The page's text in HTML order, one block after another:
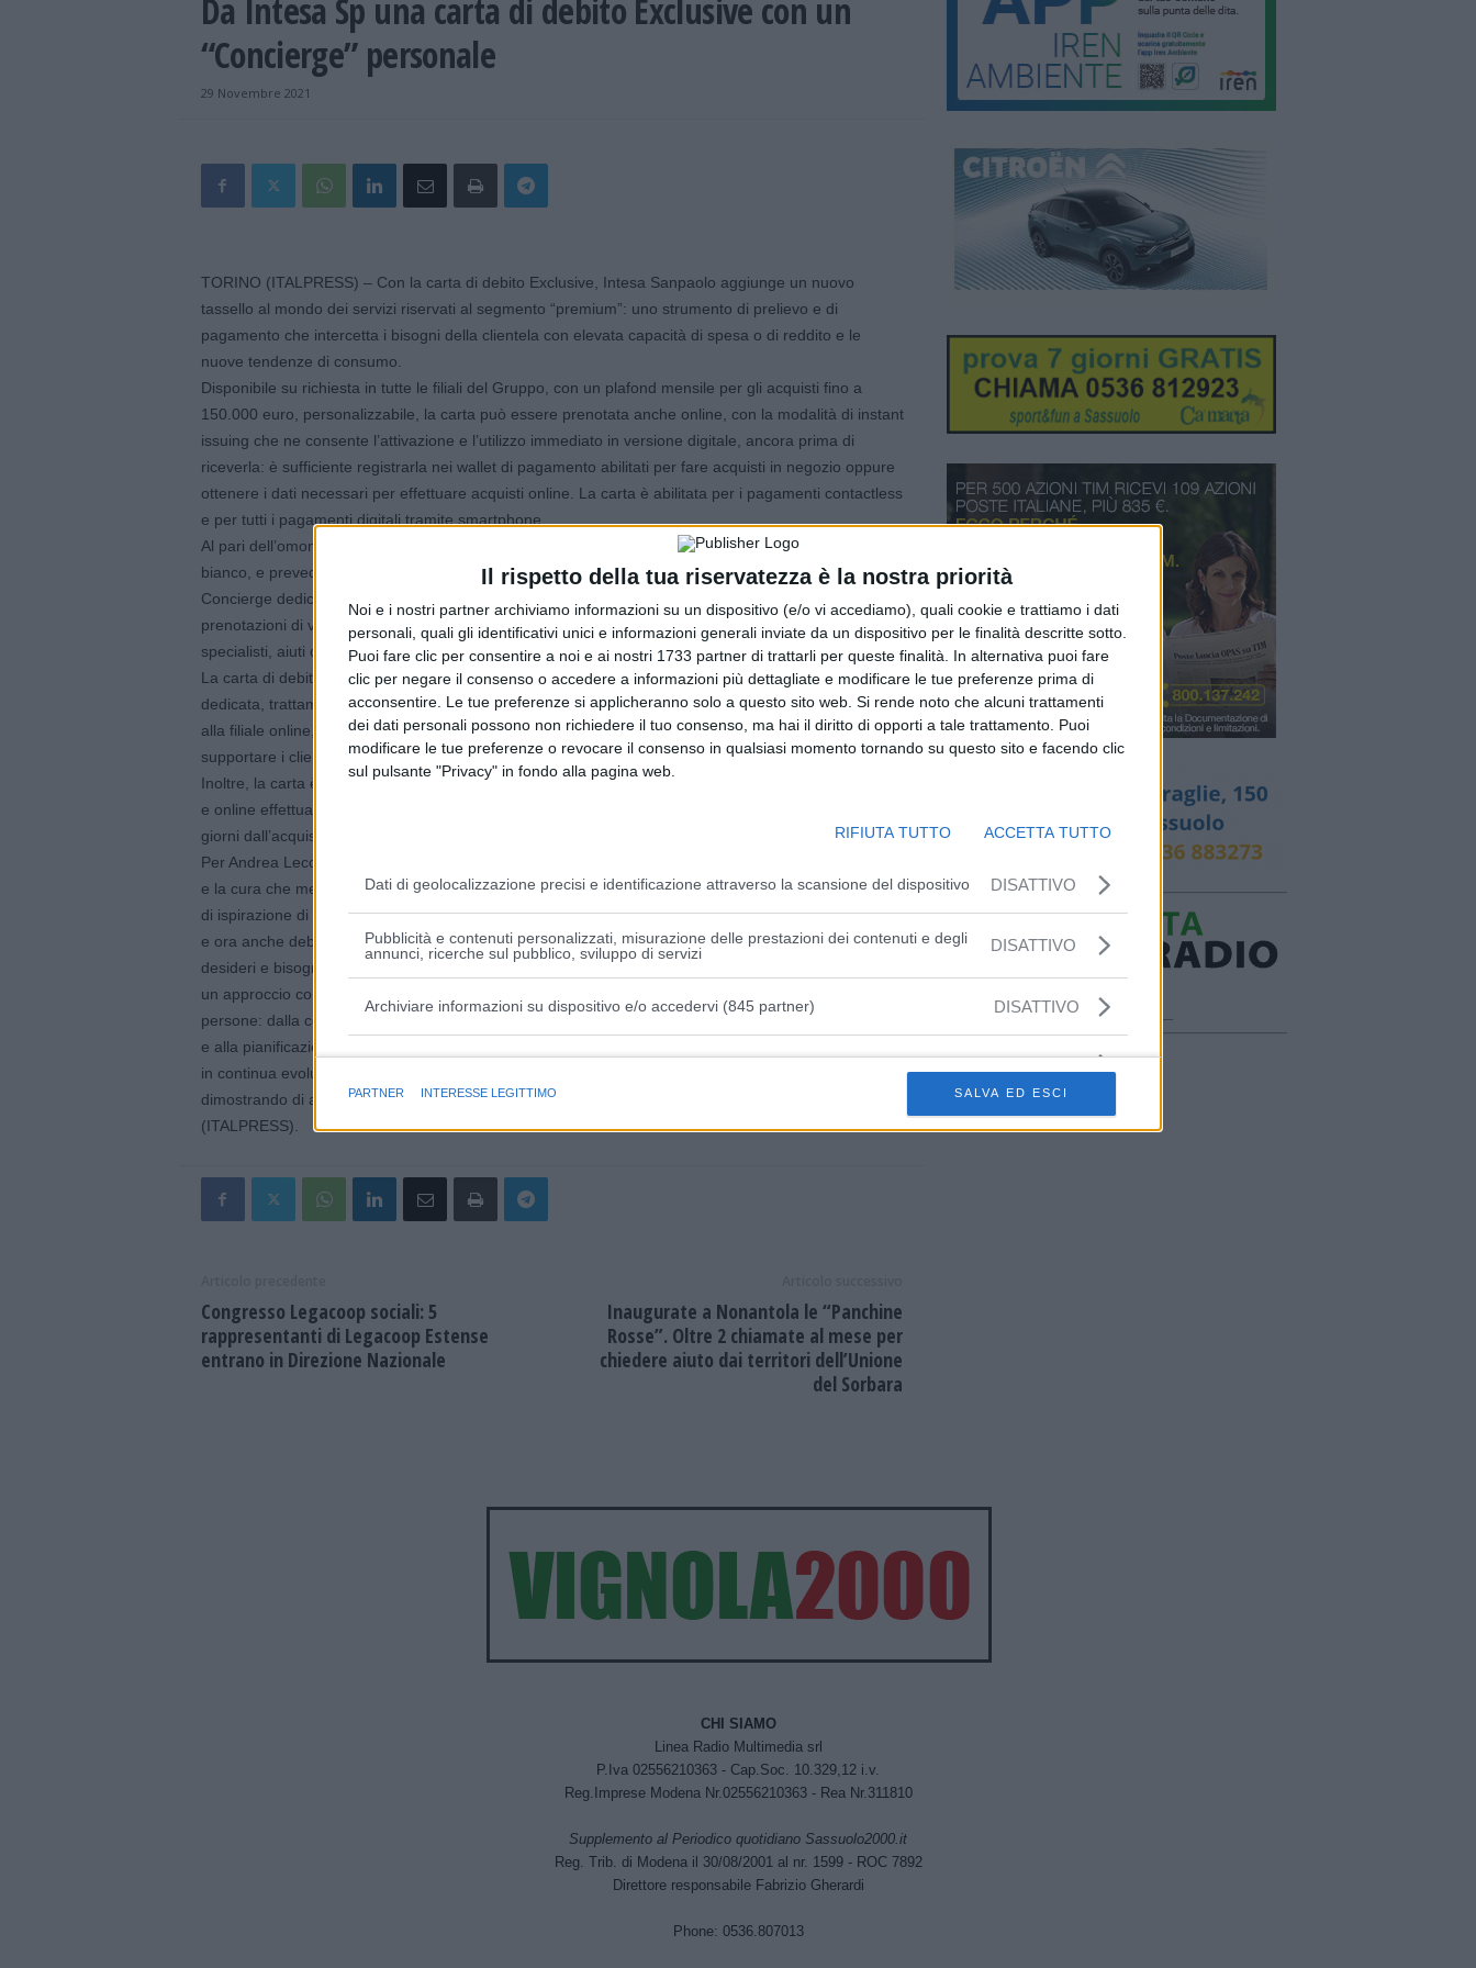
Il rispetto della tua riservatezza è la nostra priorità
Noi e i nostri partner archiviamo informazioni su un dispositivo (e/o vi accediamo), quali cookie e trattiamo i dati
personali, quali gli identificativi unici e informazioni generali inviate da un dispositivo per le finalità descritte sotto.
Puoi fare clic per consentire a noi e ai nostri 1733 partner di trattarli per queste finalità. In alternativa puoi fare
clic per negare il consenso o accedere a informazioni più dettagliate e modificare le tue preferenze prima di
acconsentire. Le tue preferenze si applicheranno solo a questo sito web. Si rende noto che alcuni trattamenti
dei dati personali possono non richiedere il tuo consenso, ma hai il diritto di opporti a tale trattamento. Puoi
modificare le tue preferenze o revocare il consenso in qualsiasi momento tornando su questo sito e facendo clic
sul pulsante "Privacy" in fondo alla pagina web.
RIFIUTA TUTTO ACCETTA TUTTO
Dati di geolocalizzazione precisi e identificazione attraverso la scansione del dispositivo DISATTIVO
Pubblicità e contenuti personalizzati, misurazione delle prestazioni dei contenuti e degli
annunci, ricerche sul pubblico, sviluppo di servizi
DISATTIVO
Archiviare informazioni su dispositivo e/o accedervi (845 partner) DISATTIVO
Finalità e caratteristiche speciali
PARTNER INTERESSE LEGITTIMO SALVA ED ESCI
Da Intesa Sp una carta di debito Exclusive con un
“Concierge” personale
29 Novembre 2021
TORINO (ITALPRESS) – Con la carta di debito Exclusive, Intesa Sanpaolo aggiunge un nuovo
tassello al mondo dei servizi riservati al segmento “premium”: uno strumento di prelievo e di
pagamento che intercetta i bisogni della clientela con elevata capacità di spesa o di reddito e le
nuove tendenze di consumo.
Disponibile su richiesta in tutte le filiali del Gruppo, con un plafond mensile per gli acquisti fino a
150.000 euro, personalizzabile, la carta può essere prenotata anche online, con la modalità di instant
issuing che ne consente l’attivazione e l’utilizzo immediato in versione digitale, ancora prima di
riceverla: è sufficiente registrarla nei wallet di pagamento abilitati per fare acquisti in negozio oppure
ottenere i dati necessari per effettuare acquisti online. La carta è abilitata per i pagamenti contactless
e per tutti i pagamenti digitali tramite smartphone.
Al pari dell’omonima carta di credito lanciata a maggio, la carta di debito Exclusive è in metallo
bianco, e prevede anche un assistente personale: a renderla unica è proprio la disponibilità di un
Concierge dedicato, cui è possibile rivolgersi ad esempio per l’accesso a biglietti “introvabili”, per la
prenotazioni di viaggi di lavoro e vacanze, per l’organizzazione di eventi o la ricerca di medici
specialisti, aiuti domestici, acquisto ed affitto case, noleggio auto, yacht, aerei.
La carta di debito Exclusive offre inoltre l’accesso preferenziale in filiale Hub, con accoglienza
dedicata, trattamento riservato e preferenziale con personale riconoscibile; e un accesso dedicato
alla filiale online, a disposizione tramite il Numero Unico Exclusive per ogni attività bancaria e per
supportare i clienti nell’utilizzo dei canali digitali.
Inoltre, la carta è assistita da una polizza assicurativa che prevede copertura per tutti gli acquisti fisici
e online effettuati dal titolare in caso di non conformità/danno di beni acquistati online, furto entro 30
giorni dall’acquisto del bene, scippo/aggressione presso gli sportelli automatici.
Per Andrea Lecce, Direttore Sales & Marketing Privati e Aziende Retail Intesa Sanpaolo, “L’impegno
e la cura che mettiamo ogni giorno nel nostro lavoro e nella relazione con i nostri clienti sono la fonte
di ispirazione di Exclusive: non solo una carta con la più ampia libertà di spesa, nella versione credito
e ora anche debito, ma un sistema di servizi unici e distintivi per assecondarne in tempo reale
desideri e bisogni, calibrati su uno stile di vita in cui il tempo è un privilegio irrinunciabile. Exclusive è
un approccio completo, con cui puntiamo a migliorare il benessere e la qualità della vita delle
persone: dalla consulenza patrimoniale personalizzata, all’individuazione delle esigenze di protezione
e alla pianificazione del passaggio generazionale, fino ai servizi di caring, ai benefit e alle esperienze
in continua evoluzione. Una proposta di valore che, a pochi mesi dal lancio, i nostri clienti stanno
dimostrando di apprezzare”.
(ITALPRESS).
Congresso Legacoop sociali: 5
rappresentanti di Legacoop Estense
entrano in Direzione Nazionale
Inaugurate a Nonantola le “Panchine
Rosse”. Oltre 2 chiamate al mese per
chiedere aiuto dai territori dell’Unione
del Sorbara
________________
CHI SIAMO
Linea Radio Multimedia srl
P.Iva 02556210363 - Cap.Soc. 10.329,12 i.v.
Reg.Imprese Modena Nr.02556210363 - Rea Nr.311810
Supplemento al Periodico quotidiano Sassuolo2000.it
Reg. Trib. di Modena il 30/08/2001 al nr. 1599 - ROC 7892
Direttore responsabile Fabrizio Gherardi
Phone: 0536.807013